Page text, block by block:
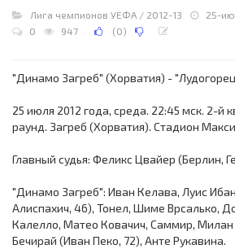
Лига чемпионов УЕФА / 2012-13 25-
0
947 (0)
"Динамо Загреб" (Хорватия) -
25 июля 2012 года, среда. 22:45 мск. 2-й
раунд. Загреб (Хорватия). Стадион
Главный судья: Феликс Цвайер (Берлин,
"Динамо Загреб": Иван Келава, Луис
Алиспахич, 46), Тонел, Шиме Врсалько,
Калелло, Матео Ковачич, Саммир,
Бечирай (Иван Пеко, 72), Анте Рукавина.